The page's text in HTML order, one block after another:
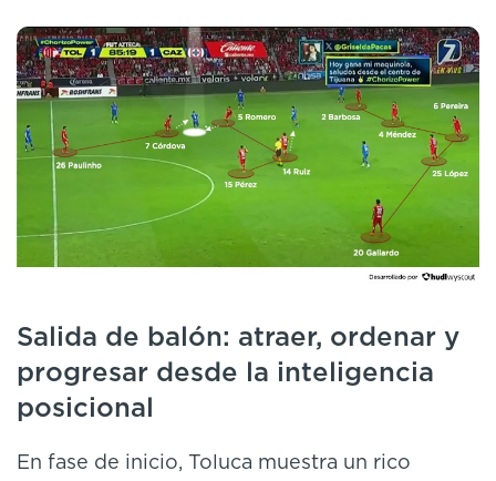
Salida de balón: atraer, ordenar y
progresar desde la inteligencia
posicional
En fase de inicio, Toluca muestra un rico